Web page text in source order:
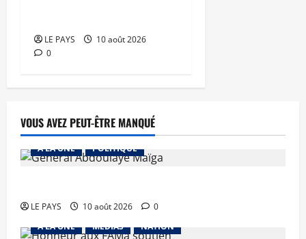
LE PAYS
10 août 2026
0
VOUS AVEZ PEUT-ÊTRE MANQUÉ
A LA UNE POLITIQUE
LE PAYS 10 août 2026
0
A LA UNE
MEDIAS NATION